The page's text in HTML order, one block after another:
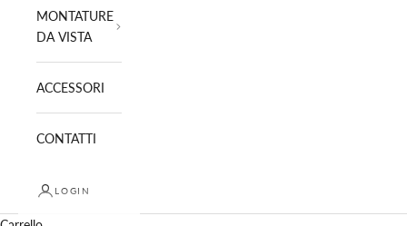
MONTATURE
DA VISTA
ACCESSORI
CONTATTI
LOGIN